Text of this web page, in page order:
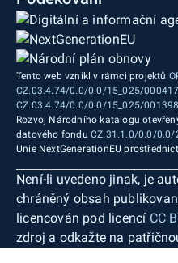
Tento web vznikl v rámci projektů
CZ.03.4.74/0.0/0.0/15_025/
CZ.03.4.74/0.0/0.0/15_025/
Rozvoj Národního katalogu
datového fondu CZ.31.1.0/0.0/0.0/
Unie NextGenerationEU
Není-li uvedeno jinak, je
chráněný obsah
licencován pod licencí CC
zdroj a odkažte na